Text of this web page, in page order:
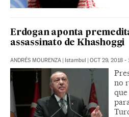
Erdogan aponta
assassinato de Khashoggi
ANDRÉS MOURENZA | Istambul | OCT 29, 2018 -
no
que